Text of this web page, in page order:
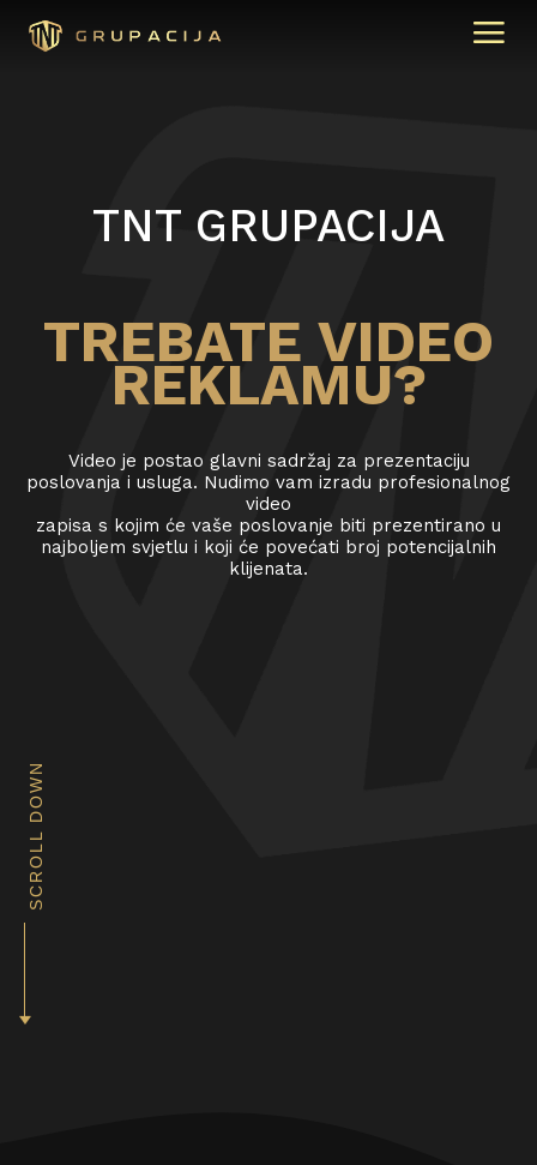
TNT GRUPACIJA
TREBATE VIDEO
REKLAMU?
Video je postao glavni sadržaj za prezentaciju
poslovanja i usluga. Nudimo vam izradu profesionalnog
video
zapisa s kojim će vaše poslovanje biti prezentirano u
najboljem svjetlu i koji će povećati broj potencijalnih
klijenata.
SCROLL DOWN